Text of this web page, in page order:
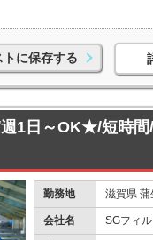
に保存する
週1日～OK★/短時
勤務地 滋賀県
会社名 SGフィ